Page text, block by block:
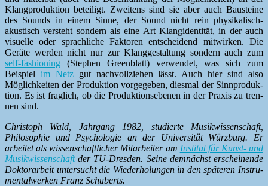
Klang­pro­duk­tion beteiligt. Zweit­ens sind sie aber auch Bausteine
des Sounds in einem Sinne, der Sound nicht rein physikalisch-
akustisch ver­ste­ht son­dern als eine Art Klangi­den­tität, in der auch
visuelle oder sprach­liche Fak­toren entschei­dend mitwirken. Die
Geräte wer­den nicht nur zur Klanggestal­tung son­dern auch zum
self-fash­ion­ing (Stephen Green­blatt) ver­wen­det, was sich zum
Beispiel im Netzgut nachvol­lziehen lässt. Auch hier sind also
Möglichkeit­en der Pro­duk­tion vorgegeben, dies­mal der Sin­npro­duk­
tion. Es ist fraglich, ob die Pro­duk­tion­sebe­nen in der Prax­is zu tren­
nen sind.
Christoph Wald, Jahrgang 1982, studierte Musik­wis­senschaft,
Philoso­phie und Psy­cholo­gie an der Uni­ver­sität Würzburg. Er
arbeit­et als wis­senschaftlich­er Mitar­beit­er am Insti­tut für Kun­st- und
Musik­wis­senschaftder TU-Dres­den. Seine dem­nächst erscheinende
Dok­torar­beit unter­sucht die Wieder­hol­un­gen in den späteren Instru­
men­tal­w­erken Franz Schuberts.